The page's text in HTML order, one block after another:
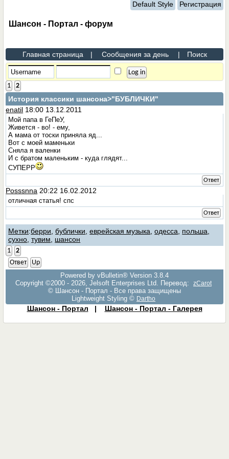
Default Style Регистрация
Шансон - Портал - форум
Главная страница | Сообщения за день | Поиск
1 2
История классики шансона>"БУБЛИЧКИ"
enatil 18:00 13.12.2011
Мой папа в ГеПеУ,
Живется - во! - ему,
А мама от тоски приняла яд...
Вот с моей маменьки
Сняла я валенки
И с братом маленьким - куда глядят...
СУПЕРР
Ответ
Posssnna 20:22 16.02.2012
отличная статья! спс
Ответ
Метки:берри ,бублички ,еврейская музыка ,одесса польша
сухно ,тувим шансон
1
2
Ответ
Up
Powered by vBulletin® Version 3.8.4
Copyright ©2000 - 2026, Jelsoft Enterprises Ltd. Перевод:
zCarot
© Шансон - Портал - Все права защищены
Lightweight Styling © Dartho
Шансон - Портал | Шансон - Портал - Галерея